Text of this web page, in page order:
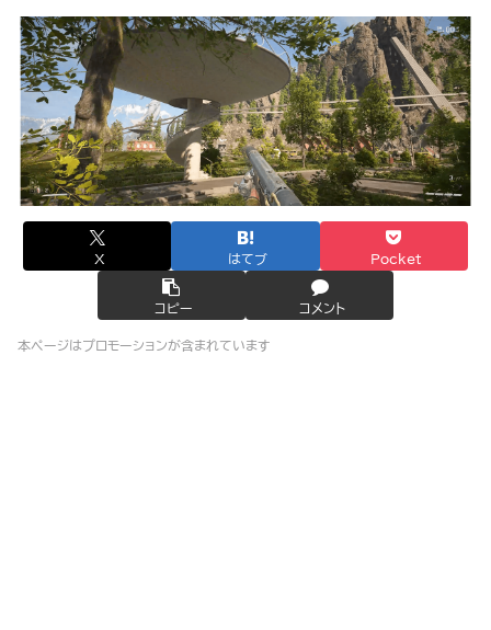
X はてブ Pocket
コピー コメント
本ページはプロモーションが含まれています